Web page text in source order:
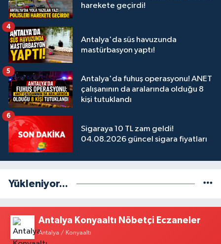
harekete geçirdi!
Antalya'da süs havuzunda
mastürbasyon yaptı!
4
Antalya'da fuhuş operasyonu! ANET
çalışanının da aralarında olduğu 8
kişi tutuklandı
5
Sigaraya 10 TL zam geldi!
04.08.2026 güncel sigara fiyatları
6
Yükleniyor...
Antalya Konyaaltı Nöbetçi Eczaneler
Antalya / Konyaaltı